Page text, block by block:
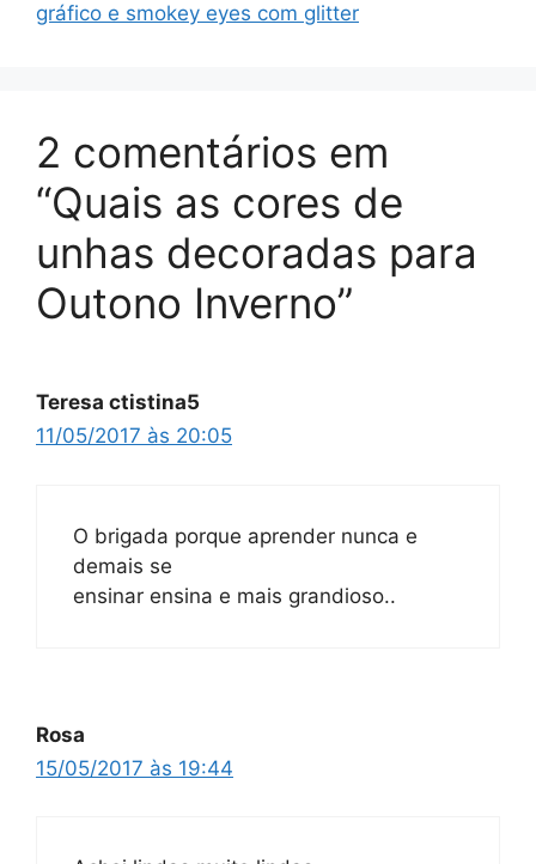
gráfico e smokey eyes com glitter
2 comentários em
“Quais as cores de
unhas decoradas para
Outono Inverno”
Teresa ctistina5
11/05/2017 às 20:05
O brigada porque aprender nunca e
demais se
ensinar ensina e mais grandioso..
Rosa
15/05/2017 às 19:44